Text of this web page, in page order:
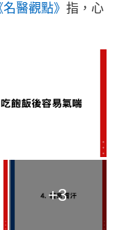
醫觀點》 指，心
+3